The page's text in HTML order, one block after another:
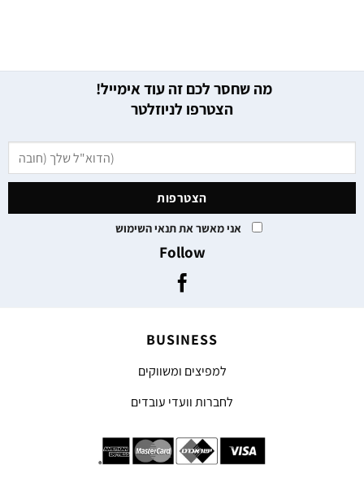
מה שחסר לכם זה עוד אימייל!
הצטרפו לניוזלטר
אני מאשר את תנאי השימוש
Follow
BUSINESS
למפיצים ומשווקים
לחברות וועדי עובדים